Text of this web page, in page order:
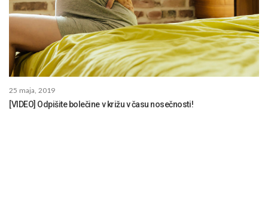
25 maja, 2019
[VIDEO] Odpišite bolečine v križu v času nosečnosti!